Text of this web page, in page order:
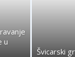
u
Švicarski